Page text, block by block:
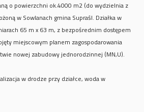
o powierzchni ok.4000 m2 (do wydzielnia z
w Sowlanach gmina Supraśl. Działka w
65 m x 63 m, z bezpośrednim dostępem
miejscowym planem zagospodarowania
nowej zabudowy jednorodzinnej (MN,U).
w drodze przy działce, woda w